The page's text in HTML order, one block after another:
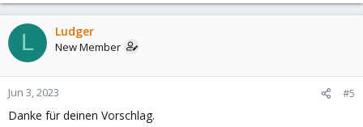
L Ludger
New Member
Jun 3, 2023 #5
Danke für deinen Vorschlag.